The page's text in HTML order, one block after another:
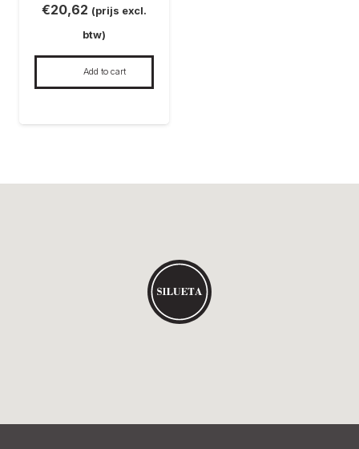
€20,62 (prijs excl.
btw)
Add to cart